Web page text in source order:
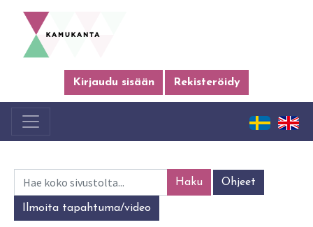
Kirjaudu sisään Rekisteröidy
Haku Ohjeet
Ilmoita tapahtuma/video